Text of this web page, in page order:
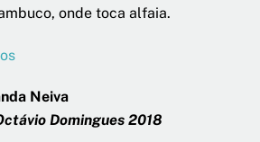
onde toca alfaia.
Neiva
Domingues 2018